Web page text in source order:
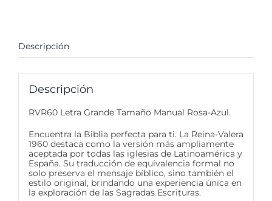
Descripción
Descripción
RVR60 Letra Grande Tamaño Manual Rosa-Azul.
Encuentra la Biblia perfecta para ti. La Reina-Valera
1960 destaca como la versión más ampliamente
aceptada por todas las iglesias de Latinoamérica y
España. Su traducción de equivalencia formal no
solo preserva el mensaje bíblico, sino también el
estilo original, brindando una experiencia única en
la exploración de las Sagradas Escrituras.